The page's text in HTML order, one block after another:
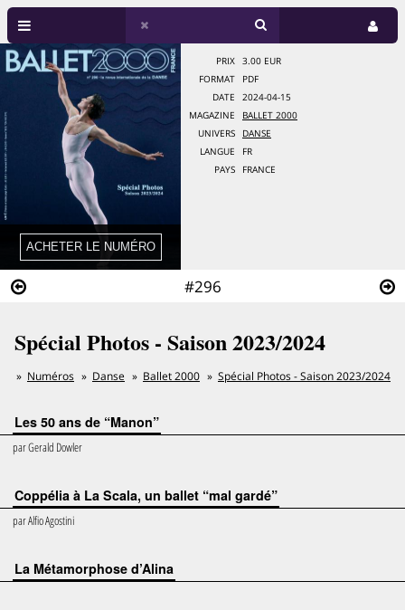
#296
PRIX
3.00 EUR
FORMAT
PDF
DATE
2024-04-15
MAGAZINE
BALLET 2000
UNIVERS
DANSE
LANGUE
FR
PAYS
FRANCE
Spécial Photos - Saison 2023/2024
Numéros Danse Ballet 2000 Spécial Photos - Saison 2023/2024
Les 50 ans de “Manon”
parGerald Dowler
Coppélia à La Scala, un ballet “mal gardé”
parAlfio Agostini
La Métamorphose d’Alina